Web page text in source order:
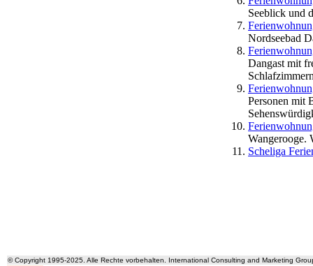
Seeblick und
Nordseebad
Dangast mit
Personen mit
Wangerooge.
Scheliga
© Copyright 1995-2025. Alle Rechte vorbehalten. International Consulting and Marketing